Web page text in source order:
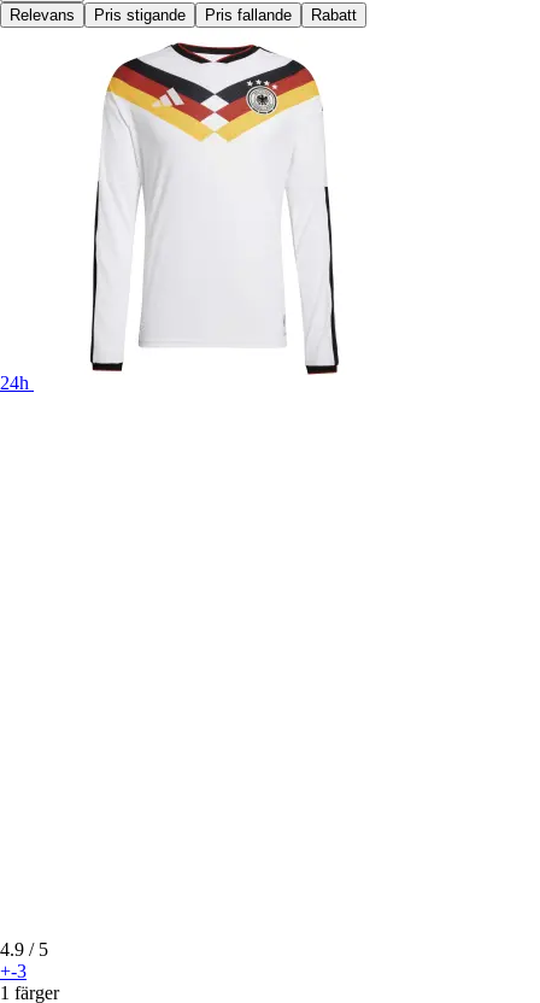
Relevans
Pris stigande Pris fallande Rabatt
24h
4.9 / 5
+-3
1 färger